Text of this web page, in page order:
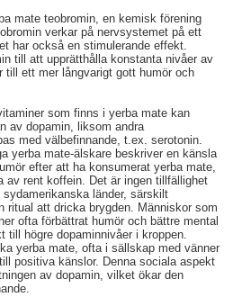
mate teobromin, en kemisk förening
verkar på nervsystemet på ett
har också en stimulerande effekt.
till att upprätthålla konstanta nivåer av
till ett mer långvarigt gott humör och
som finns i yerba mate kan
av dopamin, liksom andra
med välbefinnande, t.ex. serotonin.
yerba mate-älskare beskriver en känsla
efter att ha konsumerat yerba mate,
av rent koffein. Det är ingen tillfällighet
länder, särskilt
ritual att dricka brygden. Människor som
ofta förbättrat humör och bättre mental
till högre dopaminnivåer i kroppen.
yerba mate, ofta i sällskap med vänner
positiva känslor. Denna sociala aspekt
av dopamin, vilket ökar den